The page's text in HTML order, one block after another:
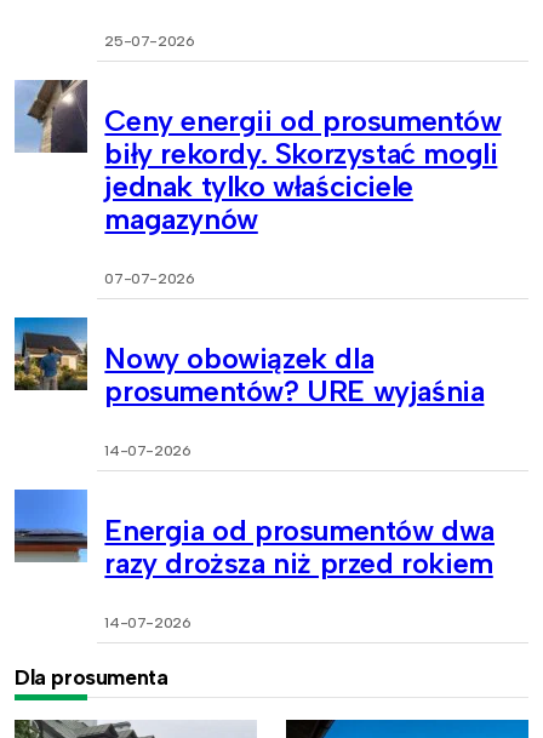
25-07-2026
Ceny energii od prosumentów
biły rekordy. Skorzystać mogli
jednak tylko właściciele
magazynów
07-07-2026
Nowy obowiązek dla
prosumentów? URE wyjaśnia
14-07-2026
Energia od prosumentów dwa
razy droższa niż przed rokiem
14-07-2026
Dla prosumenta